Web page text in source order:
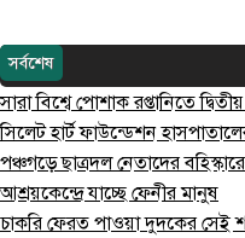
সর্বশেষ
সারা বিশ্বে পোশাক রপ্তানিতে
সিলেট হার্ট ফাউন্ডেশন
পঞ্চগড়ে ছাত্রদল নেতাদের
আশ্রয়কেন্দ্রে যাচ্ছে ফেনীর মানুষ
চাকরি ফেরত পাওয়া দুদকের সেই